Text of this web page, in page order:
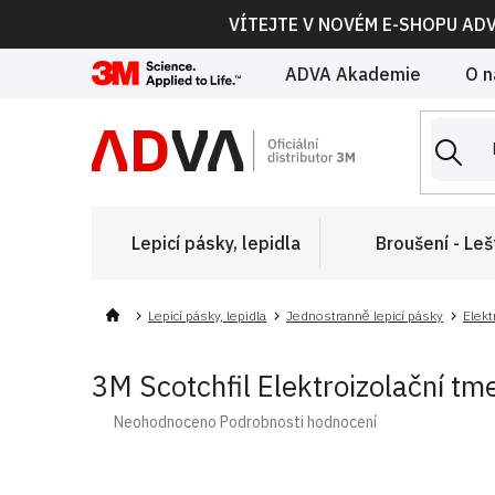
obsah
VÍTEJTE V NOVÉM E-SHOPU
ADVA Akademie O
Lepicí pásky, lepidla Broušení -
Lepicí pásky, lepidla Jednostranně lepicí pásky
3M Scotchfil Elektroizolační
Průměrné
Neohodnoceno Podrobnosti hodnocení